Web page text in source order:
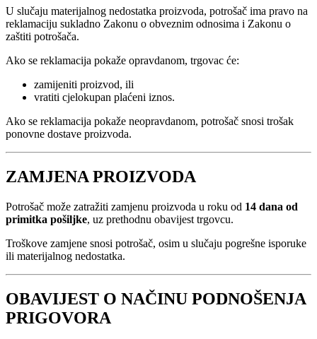
U slučaju materijalnog nedostatka proizvoda, potrošač ima pravo na
reklamaciju sukladno Zakonu o obveznim odnosima i Zakonu o
zaštiti potrošača.
Ako se reklamacija pokaže opravdanom, trgovac će:
zamijeniti proizvod, ili
vratiti cjelokupan plaćeni iznos.
Ako se reklamacija pokaže neopravdanom, potrošač snosi trošak
ponovne dostave proizvoda.
ZAMJENA PROIZVODA
Potrošač može zatražiti zamjenu proizvoda u roku od 14 dana od
primitka pošiljke, uz prethodnu obavijest trgovcu.
Troškove zamjene snosi potrošač, osim u slučaju pogrešne isporuke
ili materijalnog nedostatka.
OBAVIJEST O NAČINU PODNOŠENJA
PRIGOVORA